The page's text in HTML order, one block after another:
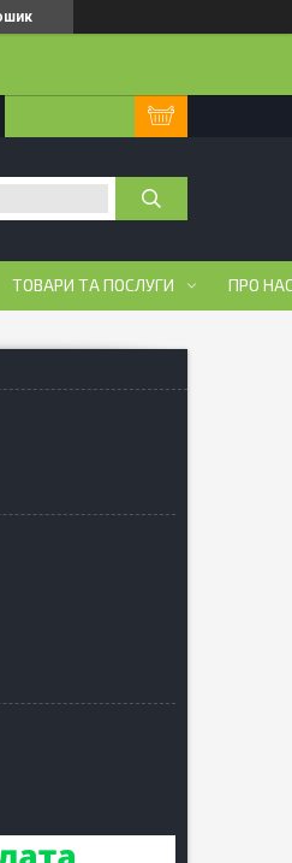
ТОВАРИ ТА ПОСЛУГИ ПРО